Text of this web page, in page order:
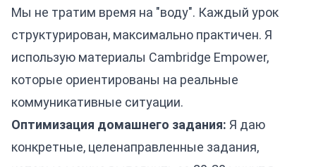
Мы не тратим время на "воду". Каждый урок
структурирован, максимально практичен. Я
использую материалы Cambridge Empower,
которые ориентированы на реальные
коммуникативные ситуации.
Оптимизация домашнего задания: Я даю
конкретные, целенаправленные задания,